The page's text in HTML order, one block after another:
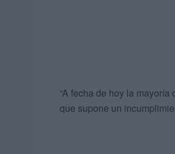
“A fecha de hoy la
que supone un